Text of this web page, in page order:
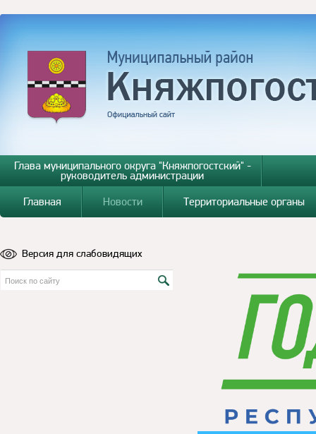
Глава муниципального округа "Княжпогостский" -
руководитель администрации
Главная
Новости Территориальные органы
Версия для слабовидящих